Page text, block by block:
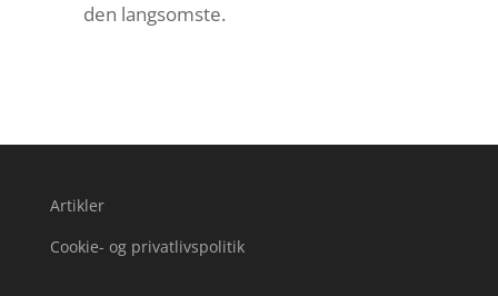
den langsomste.
Artikler
Cookie- og privatlivspolitik